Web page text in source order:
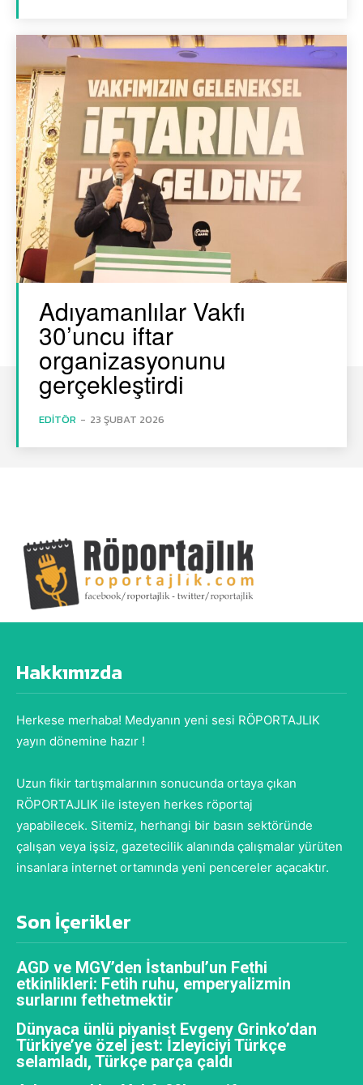
Adıyamanlılar Vakfı
30’uncu iftar
organizasyonunu
gerçekleştirdi
EDITÖR - 23 ŞUBAT 2026
Hakkımızda
Herkese merhaba! Medyanın yeni sesi RÖPORTAJLIK
yayın dönemine hazır !
Uzun fikir tartışmalarının sonucunda ortaya çıkan
RÖPORTAJLIK ile isteyen herkes röportaj
yapabilecek. Sitemiz, herhangi bir basın sektöründe
çalışan veya işsiz, gazetecilik alanında çalışmalar yürüten
insanlara internet ortamında yeni pencereler açacaktır.
Son İçerikler
AGD ve MGV’den İstanbul’un Fethi
etkinlikleri: Fetih ruhu, emperyalizmin
surlarını fethetmektir
Dünyaca ünlü piyanist Evgeny Grinko’dan
Türkiye’ye özel jest: İzleyiciyi Türkçe
selamladı, Türkçe parça çaldı